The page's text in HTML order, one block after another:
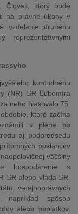
Človek, ktorý bude
na právne úkony v
vzdelanie druhého
reprezentatívnymi
kontrolného
(NR) SR Ľubomíra
neho hlasovalo 75.
ktoré začína
v pléne po
aj podpredsedu
poslancov
väčšiny
hospodárenie s
SR alebo vláda SR.
verejnoprávnych
napríklad spôsob
alebo poplatkov.